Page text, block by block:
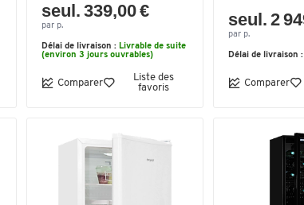
seul. 339,00 €
par p.
Délai de livraison : Livrable de suite
(environ 3 jours ouvrables)
Comparer
Liste des
favoris
seul. 2
par p.
Délai de livraison :
Comparer